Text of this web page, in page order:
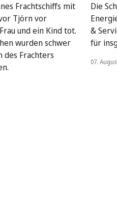
Frachtschiffs mit
Tjörn vor
und ein Kind tot.
wurden schwer
des Frachters
Die
&
für
07.